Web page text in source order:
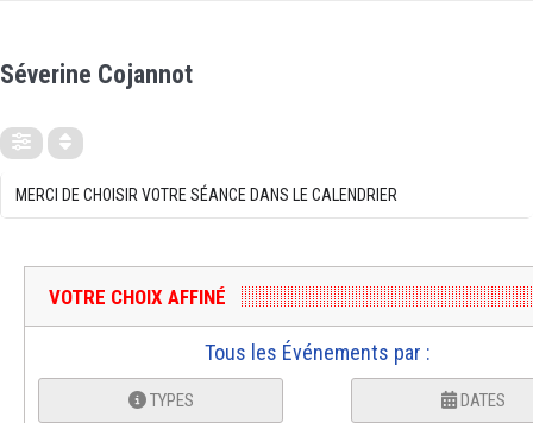
Séverine Cojannot
MERCI DE CHOISIR VOTRE SÉANCE DANS LE CALENDRIER
VOTRE CHOIX AFFINÉ
Tous les Événements par :
TYPES DATES